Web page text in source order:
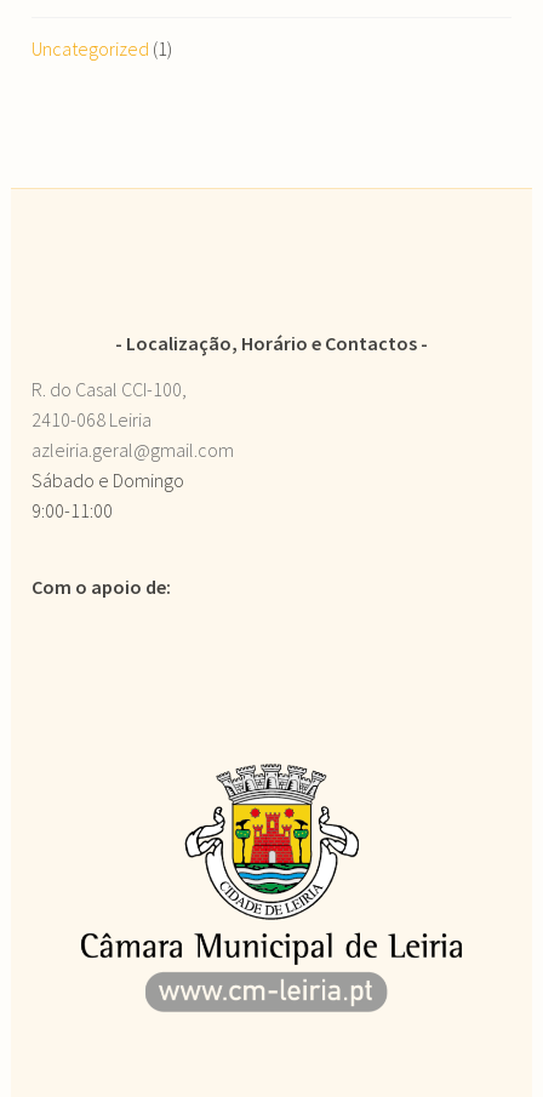
Uncategorized (1)
Localização, Horário e Contactos
R. do Casal CCI-100,
2410-068 Leiria
azleiria.geral@gmail.com
Sábado e Domingo
9:00-11:00
Com o apoio de: